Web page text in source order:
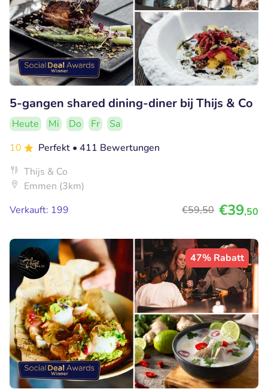
5-gangen shared dining-diner bij Thijs & Co
Heute Mi Do Fr
Sa
10
Perfekt • 411 Bewertungen
Thijs & Co
Emmen (3km)
Verkauft: 199
€59,50 €39,50
47% Rabatt